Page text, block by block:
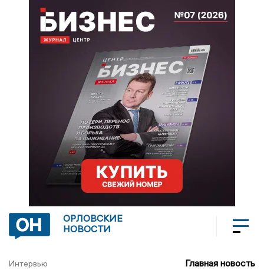
ОРЛОВСКИЕ
НОВОСТИ
Интервью Главная новость